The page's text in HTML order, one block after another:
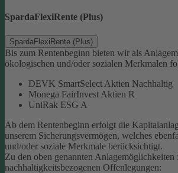
SpardaFlexiRente (Plus)
SpardaFlexiRente (Plus)
Bis zum Rentenbeginn bieten wir als
ökologischen und/oder sozialen Merkmalen
DEVK SmartSelect Aktien Nachhaltig
Monega FairInvest Aktien R
UniRak ESG A
Ab dem Rentenbeginn erfolgt die
unserem Sicherungsvermögen, welches
und/oder soziale Merkmale berücksichtigt.
Zu den oben genannten
nachhaltigkeitsbezogenen Offenlegungen: